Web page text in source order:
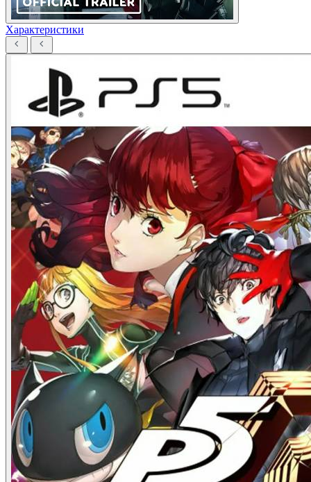
Характеристики